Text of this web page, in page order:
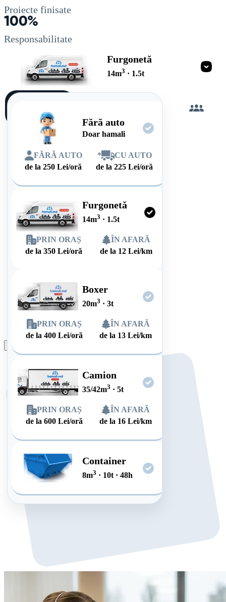
Proiecte finisate
100%
Responsabilitate
Furgonetă
14m3 · 1.5t
Fără auto
Doar hamali
FĂRĂ AUTO
de la250 Lei/oră
*
CU AUTO
de la225 Lei/oră
Furgonetă
14m3 · 1.5t
PRIN ORAȘ
de la 350 Lei/oră
ÎN AFARĂ
de la 12 Lei/km
Boxer
20m3 · 3t
PRIN ORAȘ
de la400 Lei/oră
ÎN AFARĂ
de la 13 Lei/km
Camion
35/42m3 · 5t
PRIN ORAȘ
de la600 Lei/oră
ÎN AFARĂ
de la 16 Lei/km
Container
8m3 · 10t · 48h
singur
Plasează comanda